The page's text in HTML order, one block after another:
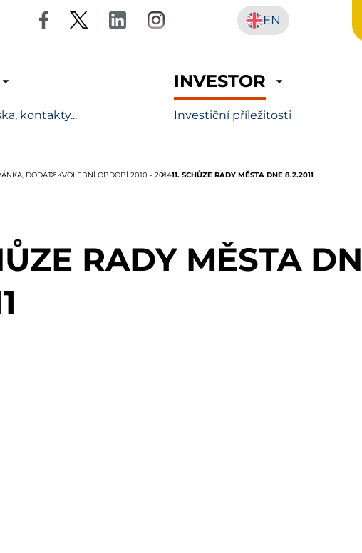
EN
kontakty...
INVESTOR
Investiční příležitosti
DODATEKVOLEBNÍ OBDOBÍ 2010 - 201411. SCHŮZE RADY MĚSTA DNE 8.2.2011
RADY MĚSTA